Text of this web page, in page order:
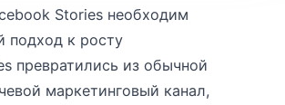
Stories необходим
подход к росту
превратились из обычной
маркетинговый канал,